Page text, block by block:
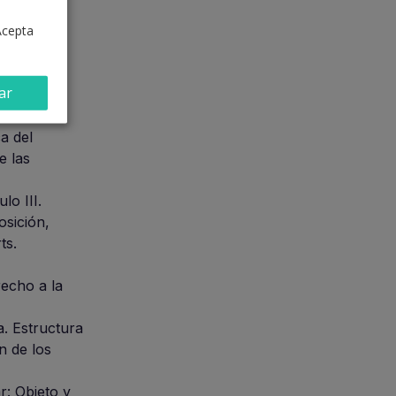
del
las
III.
a la
Estructura
de los
Objeto y